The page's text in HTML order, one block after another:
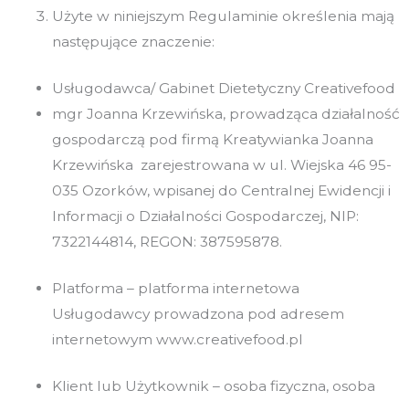
Użyte w niniejszym Regulaminie określenia mają
następujące znaczenie:
Usługodawca/ Gabinet Dietetyczny Creativefood
mgr Joanna Krzewińska, prowadząca działalność
gospodarczą pod firmą Kreatywianka Joanna
Krzewińska zarejestrowana w ul. Wiejska 46 95-
035 Ozorków, wpisanej do Centralnej Ewidencji i
Informacji o Działalności Gospodarczej, NIP:
7322144814, REGON: 387595878.
Platforma – platforma internetowa
Usługodawcy prowadzona pod adresem
internetowym www.creativefood.pl
Klient lub Użytkownik – osoba fizyczna, osoba